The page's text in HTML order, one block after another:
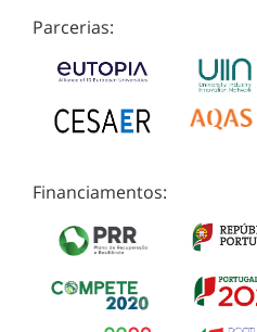
Parcerias:
Financiamentos: